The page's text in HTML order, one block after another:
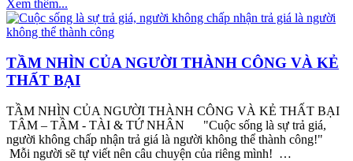
Xem thêm...
TẦM NHÌN CỦA NGƯỜI THÀNH CÔNG VÀ KẺ
THẤT BẠI
TẦM NHÌN CỦA NGƯỜI THÀNH CÔNG VÀ KẺ THẤT BẠI
TÂM – TẦM - TÀI & TỨ NHÂN "Cuộc sống là sự trả giá,
người không chấp nhận trả giá là người không thể thành công!"
Mỗi người sẽ tự viết nên câu chuyện của riêng mình! …